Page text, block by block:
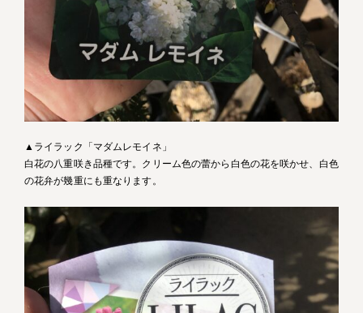
▲ライラック「マダムレモイネ」
白花の八重咲き品種です。クリーム色の蕾から白色の花を咲かせ、白色
の花弁が幾重にも重なります。